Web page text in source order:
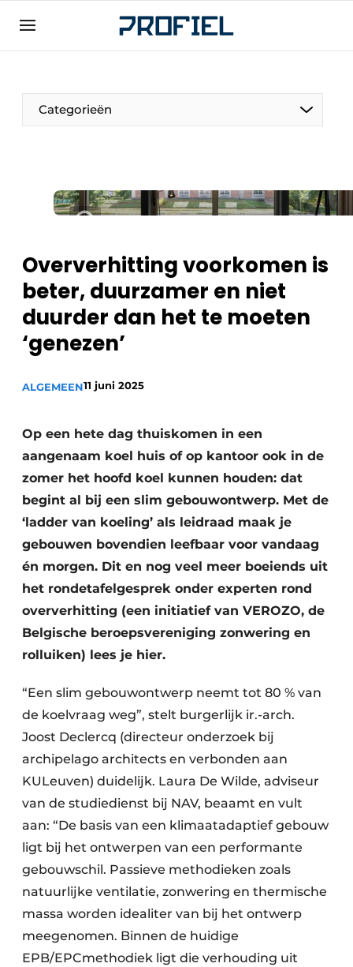
Aanmelden
Bedrijven
Contact
Meest gelezen
Podcasts
Privacy / Cookie statement
Profiel | Platform over raam-, deur-,
kozijntechniek, hang- en sluitwerk, dak- en
geveltechniek, veiligheid
Uitnodiging Rondetafelgesprek – 20 jaar Profiel
Vacatures
Video’s
Werben
Categorieën
Oververhitting voorkomen is
beter, duurzamer en niet
duurder dan het te moeten
‘genezen’
ALGEMEEN11 juni 2025
Op een hete dag thuiskomen in een
aangenaam koel huis of op kantoor ook in de
zomer het hoofd koel kunnen houden: dat
begint al bij een slim gebouwontwerp. Met de
‘ladder van koeling’ als leidraad maak je
gebouwen bovendien leefbaar voor vandaag
én morgen. Dit en nog veel meer boeiends uit
het rondetafelgesprek onder experten rond
oververhitting (een initiatief van VEROZO, de
Belgische beroepsvereniging zonwering en
rolluiken) lees je hier.
“Een slim gebouwontwerp neemt tot 80 % van
de koelvraag weg”, stelt burgerlijk ir.-arch.
Joost Declercq (directeur onderzoek bij
archipelago architects en verbonden aan
KULeuven) duidelijk. Laura De Wilde, adviseur
van de studiedienst bij NAV, beaamt en vult
aan: “De basis van een klimaatadaptief gebouw
ligt bij het ontwerpen van een performante
gebouwschil. Passieve methodieken zoals
natuurlijke ventilatie, zonwering en thermische
massa worden idealiter van bij het ontwerp
meegenomen. Binnen de huidige
EPB/EPCmethodiek ligt die verhouding uit